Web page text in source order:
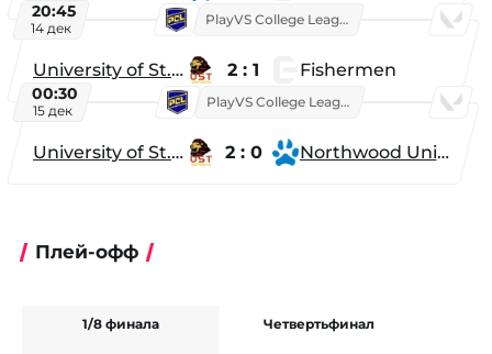
20:45
14 дек
PlayVS College League 2025: Fall
University of St. Thomas 2 : 1 Fishermen
00:30
15 дек
PlayVS College League 2025: Fall
University of St. Thomas 2 : 0 Northwood University
Плей-офф
1/8 финала Четвертьфинал